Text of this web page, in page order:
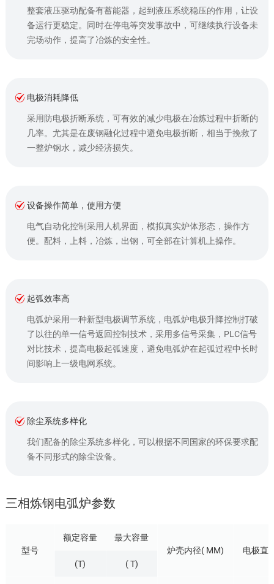
整套液压驱动配备有蓄能器，起到液压系统稳压的作用，让设
备运行更稳定。同时在停电等突发事故中，可继续执行设备未
完场动作，提高了冶炼的安全性。
电极消耗降低
采用防电极折断系统，可有效的减少电极在冶炼过程中折断的
几率。尤其是在废钢融化过程中避免电极折断，相当于挽救了
一整炉钢水，减少经济损失。
设备操作简单，使用方便
电气自动化控制采用人机界面，模拟真实炉体形态，操作方
便。配料，上料，冶炼，出钢，可全部在计算机上操作。
起弧效率高
电弧炉采用一种新型电极调节系统，电弧炉电极升降控制打破
了以往的单一信号返回控制技术，采用多信号采集，PLC信号
对比技术，提高电极起弧速度，避免电弧炉在起弧过程中长时
间影响上一级电网系统。
除尘系统多样化
我们配备的除尘系统多样化，可以根据不同国家的环保要求配
备不同形式的除尘设备。
三相炼钢电弧炉参数
型号
额定容量
最大容量
炉壳内径( MM)
电极直
(T)
( T)